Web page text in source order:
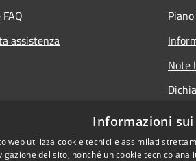
assistenza
Note
Informazioni
web utilizza cookie tecnici e assimilati
del sito, nonché un cookie tecnico